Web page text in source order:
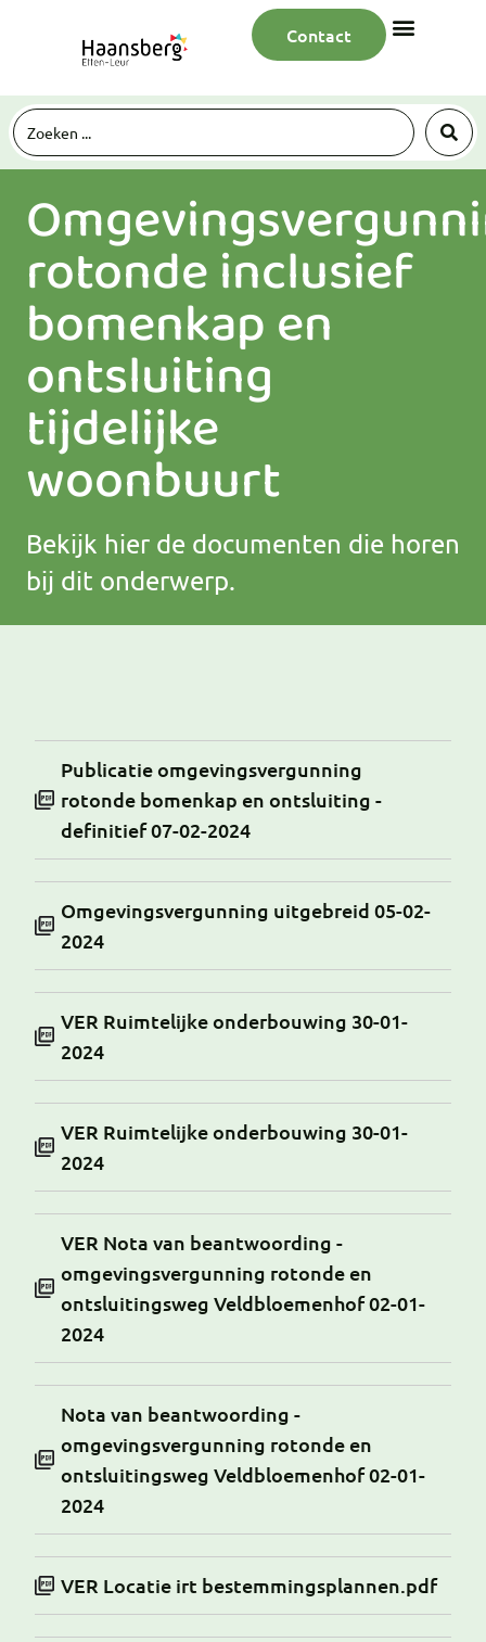
Contact
rotonde inclusief
bomenkap en
ontsluiting
tijdelijke
woonbuurt
Bekijk hier de documenten die horen
bij dit onderwerp.
Publicatie omgevingsvergunning
rotonde bomenkap en ontsluiting -
definitief 07-02-2024
Omgevingsvergunning uitgebreid 05-02-
2024
VER Ruimtelijke onderbouwing 30-01-
2024
VER Ruimtelijke onderbouwing 30-01-
2024
VER Nota van beantwoording -
omgevingsvergunning rotonde en
ontsluitingsweg Veldbloemenhof 02-01-
2024
Nota van beantwoording -
omgevingsvergunning rotonde en
ontsluitingsweg Veldbloemenhof 02-01-
2024
VER Locatie irt bestemmingsplannen.pdf